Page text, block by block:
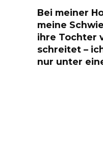
Bei meiner
meine
ihre Tochter
schreitet –
nur unter